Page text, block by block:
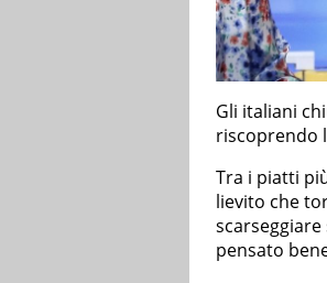
Gli italiani
riscoprendo
Tra i piatti
lievito che
pensato